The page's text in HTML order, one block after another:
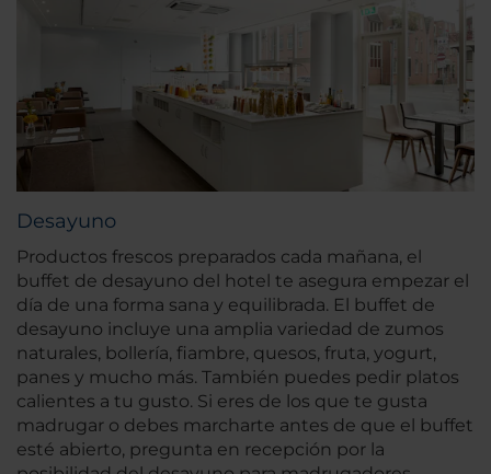
Desayuno
Productos frescos preparados cada mañana, el
buffet de desayuno del hotel te asegura empezar el
día de una forma sana y equilibrada. El buffet de
desayuno incluye una amplia variedad de zumos
naturales, bollería, fiambre, quesos, fruta, yogurt,
panes y mucho más. También puedes pedir platos
calientes a tu gusto. Si eres de los que te gusta
madrugar o debes marcharte antes de que el buffet
esté abierto, pregunta en recepción por la